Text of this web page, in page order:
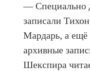
— Специально
записали
Мардарь, а
архивные
Шекспира